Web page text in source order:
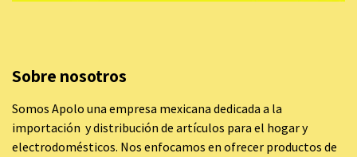
Sobre nosotros
Somos Apolo una empresa mexicana dedicada a la
importación y distribución de artículos para el hogar y
electrodomésticos. Nos enfocamos en ofrecer productos de